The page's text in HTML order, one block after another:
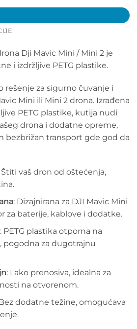
Dji Mavic Mini / Mini 2 je
i izdržljive PETG plastike.
rešenje za sigurno čuvanje i
Mini ili Mini 2 drona. Izrađena
PETG plastike, kutija nudi
drona i dodatne opreme,
bezbrižan transport gde god da
Štiti vaš dron od oštećenja,
: Dizajnirana za DJI Mavic Mini
za baterije, kablove i dodatke.
: PETG plastika otporna na
pogodna za dugotrajnu
: Lako prenosiva, idealna za
na otvorenom.
dodatne težine, omogućava